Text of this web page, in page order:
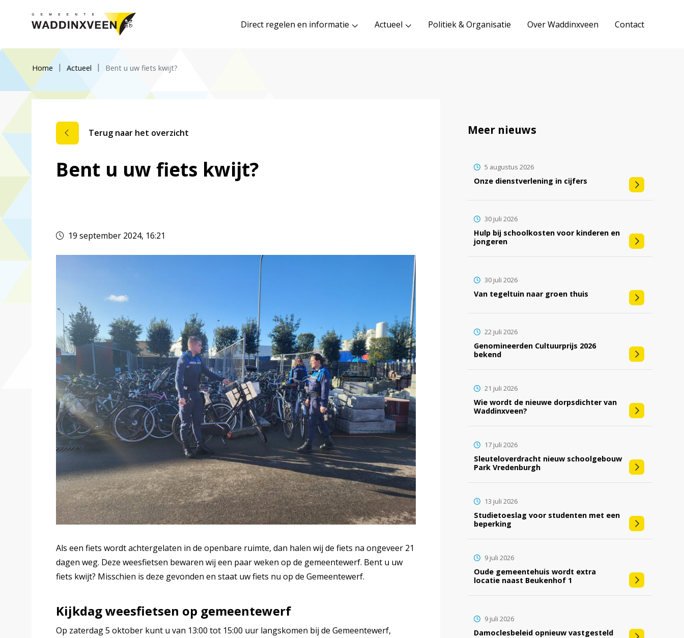
Direct regelen en informatie Actueel Politiek & Organisatie Over Waddinxveen Contact
Home Actueel Bent u uw fiets kwijt?
Terug naar het overzicht
Bent u uw fiets kwijt?
19 september 2024, 16:21
Als een fiets wordt achtergelaten in de openbare ruimte, dan halen wij de fiets na ongeveer 21
dagen weg. Deze weesfietsen bewaren wij een paar weken op de gemeentewerf. Bent u uw
fiets kwijt? Misschien is deze gevonden en staat uw fiets nu op de Gemeentewerf.
Kijkdag weesfietsen op gemeentewerf
Op zaterdag 5 oktober kunt u van 13:00 tot 15:00 uur langskomen bij de Gemeentewerf,
Meer nieuws
Onze dienstverlening in cijfers
5 augustus 2026
Hulp bij schoolkosten voor kinderen en
jongeren
30 juli 2026
Van tegeltuin naar groen thuis
30 juli 2026
Genomineerden Cultuurprijs 2026
bekend
22 juli 2026
Wie wordt de nieuwe dorpsdichter van
Waddinxveen?
21 juli 2026
Sleuteloverdracht nieuw schoolgebouw
Park Vredenburgh
17 juli 2026
Studietoeslag voor studenten met een
beperking
13 juli 2026
Oude gemeentehuis wordt extra
locatie naast Beukenhof 1
9 juli 2026
Damoclesbeleid opnieuw vastgesteld
9 juli 2026